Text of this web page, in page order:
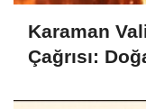
Karaman
Çağrısı: